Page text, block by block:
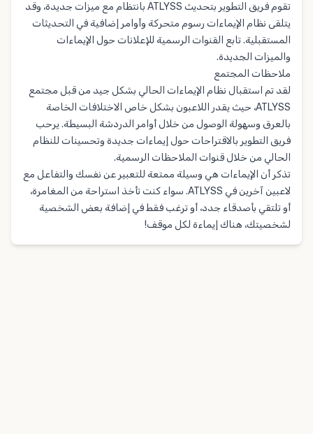
تقوم فريق التطوير بتحديث ATLYSS بانتظام مع ميزات جديدة، وقد
يتلقى نظام الإيماءات رسوم متحركة وأوامر إضافية في التحديثات
المستقبلية. تابع القنوات الرسمية للإعلانات حول الإيماءات
والميزات الجديدة.
ملاحظات المجتمع
لقد تم استقبال نظام الإيماءات الحالي بشكل جيد من قبل مجتمع
ATLYSS، حيث يقدر اللاعبون بشكل خاص الاختلافات الخاصة
بالعرق وسهولة الوصول من خلال أوامر الدردشة البسيطة. يرحب
فريق التطوير بالاقتراحات حول إيماءات جديدة وتحسينات للنظام
الحالي من خلال قنوات الملاحظات الرسمية.
تذكر أن الإيماءات هي وسيلة ممتعة للتعبير عن نفسك والتفاعل مع
لاعبين آخرين في ATLYSS. سواء كنت تأخذ استراحة من المغامرة،
أو تلتقي بأصدقاء جدد، أو ترغب فقط في إضافة بعض الشخصية
لشخصيتك، هناك إيماءة لكل موقف!